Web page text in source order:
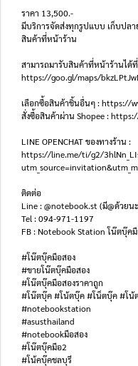
ราคา 13,500.-
มีบริการจัดส่งทุกรูปแบบ เก็บปลา
สินค้าที่หน้าร้าน
สามารถมารับสินค้าที่หน้าร้านได้
https://goo.gl/maps/
เลือกซื้อสินค้าชิ้นอื่นๆ : https://
สั่งซื้อสินค้าผ่าน Shopee :
LINE OPENCHAT ของทางร้าน :
https://line.me/ti/g2/
ติดต่อ
Line : @notebook.st (มี@ด้วยน
Tel : 094-971-1197
FB : Notebook Station โน๊ตบุ๊ค
#โน๊ตบุ๊คมือสอง
#ขายโน๊ตบุ๊คมือสอง
#โน๊ตบุ๊คมือสองราคาถูก
#โน๊ตบุ๊ค #โน้ตบุ๊ค #โน็ตบุ๊ค #โน้
#notebookstation
#asusthailand
#notebookมือสอง
#โน๊ตบุ๊คมือ2
#โน้คบุ๊คชลบุรี